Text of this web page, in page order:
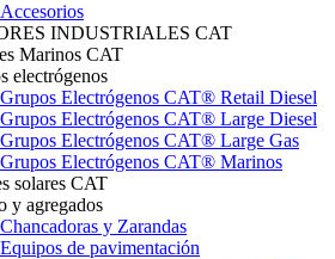
Accesorios
INDUSTRIALES CAT
Marinos CAT
electrógenos
Grupos Electrógenos CAT® Retail Diesel
Grupos Electrógenos CAT® Large Diesel
Grupos Electrógenos CAT® Large Gas
Grupos Electrógenos CAT® Marinos
solares CAT
y agregados
Chancadoras y Zarandas
Equipos de pavimentación